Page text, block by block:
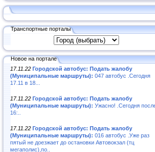
Транспортные порталы
Новое на портале
17.11.22 Городской автобус: Подать жалобу
(Муниципальные маршруты): 047 автобус .Сегодня
17.11 в 18...
17.11.22 Городской автобус: Подать жалобу
(Муниципальные маршруты): Ужасно! .Сегодня
16:..
17.11.22 Городской автобус: Подать жалобу
(Муниципальные маршруты): 016 автобус .Уже раз
пятый не доезжает до остановки Автовокзал (тц
мегаполис),по..